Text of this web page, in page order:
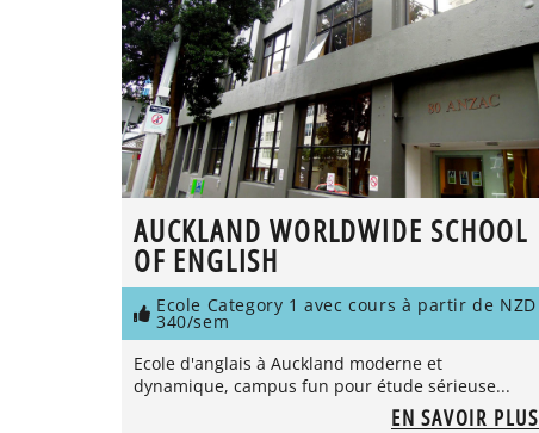
AUCKLAND WORLDWIDE SCHOOL
OF ENGLISH
Ecole Category 1 avec cours à partir de NZD
340/sem
Ecole d'anglais à Auckland moderne et
dynamique, campus fun pour étude sérieuse...
EN SAVOIR PLUS